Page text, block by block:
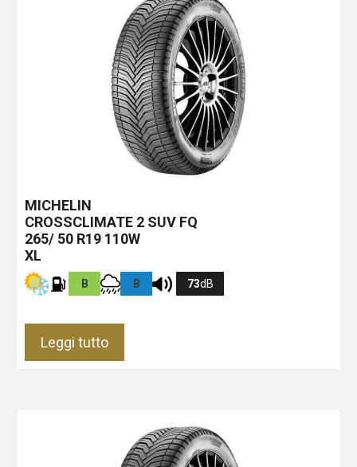
MICHELIN
CROSSCLIMATE 2 SUV FQ
265/ 50 R19 110W
XL
B B 73dB
Leggi tutto